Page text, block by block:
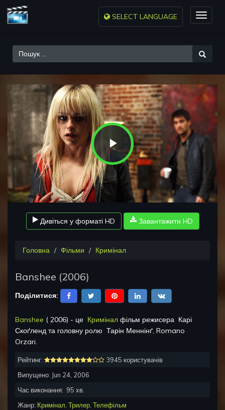
Toggle
SELECT LANGUAGE
Play
Video
Дивіться у форматі HD Завантажити HD
Головна Фільми Кримінал
Banshee (2006)
Поділитися:
Banshee ( 2006) - це Кримінал фільм режисера Карі
Скоґленд та головну ролю Тарін Меннінґ, Romano
Orzari.
Рейтинг:
3945 користувачів
Випущено: Jun 24, 2006
Час виконання: 95 хв.
Жанр: Кримінал Трилер Телефільм